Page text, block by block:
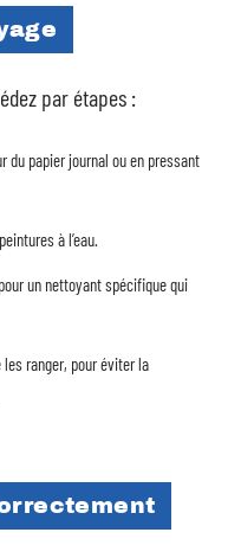
par étapes :
du papier journal ou en pressant
à l’eau.
un nettoyant spécifique qui
ranger, pour éviter la